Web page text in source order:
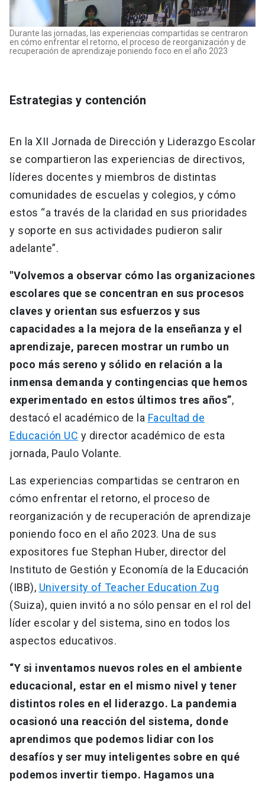
Durante las jornadas, las experiencias compartidas se centraron
en cómo enfrentar el retorno, el proceso de reorganización y de
recuperación de aprendizaje poniendo foco en el año 2023
Estrategias y contención
En la XII Jornada de Dirección y Liderazgo Escolar
se compartieron las experiencias de directivos,
líderes docentes y miembros de distintas
comunidades de escuelas y colegios, y cómo
estos “a través de la claridad en sus prioridades
y soporte en sus actividades pudieron salir
adelante”.
"Volvemos a observar cómo las organizaciones
escolares que se concentran en sus procesos
claves y orientan sus esfuerzos y sus
capacidades a la mejora de la enseñanza y el
aprendizaje, parecen mostrar un rumbo un
poco más sereno y sólido en relación a la
inmensa demanda y contingencias que hemos
experimentado en estos últimos tres años”,
destacó el académico de la Facultad de
Educación UC y director académico de esta
jornada, Paulo Volante.
Las experiencias compartidas se centraron en
cómo enfrentar el retorno, el proceso de
reorganización y de recuperación de aprendizaje
poniendo foco en el año 2023. Una de sus
expositores fue Stephan Huber, director del
Instituto de Gestión y Economía de la Educación
(IBB), University of Teacher Education Zug
(Suiza), quien invitó a no sólo pensar en el rol del
líder escolar y del sistema, sino en todos los
aspectos educativos.
“Y si inventamos nuevos roles en el ambiente
educacional, estar en el mismo nivel y tener
distintos roles en el liderazgo. La pandemia
ocasionó una reacción del sistema, donde
aprendimos que podemos lidiar con los
desafíos y ser muy inteligentes sobre en qué
podemos invertir tiempo. Hagamos una